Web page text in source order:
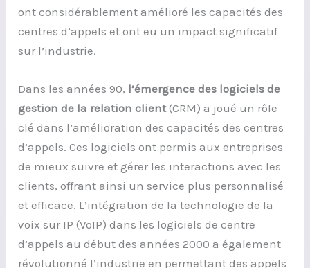
ont considérablement amélioré les capacités des
centres d’appels et ont eu un impact significatif
sur l’industrie.
Dans les années 90, l’émergence des logiciels de
gestion de la relation client(CRM) a joué un rôle
clé dans l’amélioration des capacités des centres
d’appels. Ces logiciels ont permis aux entreprises
de mieux suivre et gérer les interactions avec les
clients, offrant ainsi un service plus personnalisé
et efficace. L’intégration de la technologie de la
voix sur IP (VoIP) dans les logiciels de centre
d’appels au début des années 2000 a également
révolutionné l’industrie en permettant des appels